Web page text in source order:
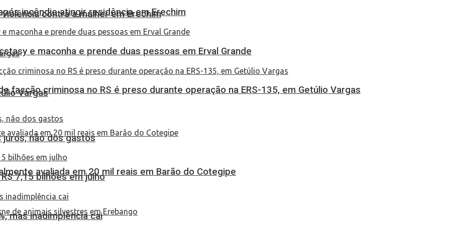
contra a mulher em Erechim
Vargas
avaliada em 20 mil reais em Barão do Cotegipe
incêndio atingir residência em Erechim
e maconha e prende duas pessoas em Erval Grande
facção criminosa no RS é preso durante operação na ERS-135, em Getúlio Vargas
juros, não dos gastos
7,15 bilhões em julho
mas inadimplência cai